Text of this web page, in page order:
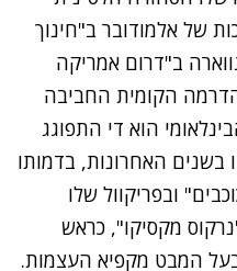
של אלמודובר ב"חינוך
ב"דרום אמריקה
הקומית החביבה
הוא די התפוגג
בשנים האחרונות, בדמותו
ובפריקוול שלו
מקסיקו", כראש
המבט מקפיא העצמות.